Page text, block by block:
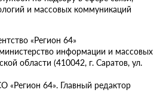
и массовых коммуникаций
«Регион 64»
информации и массовых
области (410042, г. Саратов, ул.
64». Главный редактор